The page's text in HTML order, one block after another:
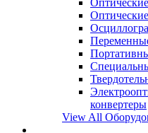
конвертеры
View All